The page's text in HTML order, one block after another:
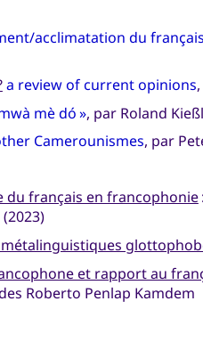
acclimatation du
a review of current opinions
mè dó », par Roland
Camerounismes, par
du français en francophonie:
et rapport au
Roberto Penlap Kamdem